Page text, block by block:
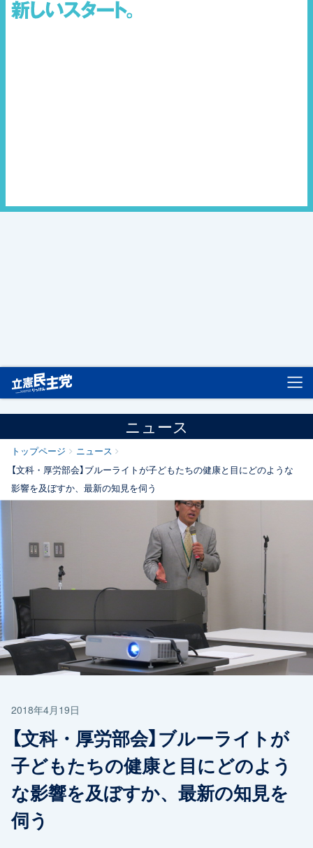
ニュース
トップページ
ニュース
【文科・厚労部会】ブルーライトが子どもたちの健康と目にどのような
影響を及ぼすか、最新の知見を伺う
2018年4月19日
【文科・厚労部会】ブルーライトが
子どもたちの健康と目にどのよう
な影響を及ぼすか、最新の知見を
伺う